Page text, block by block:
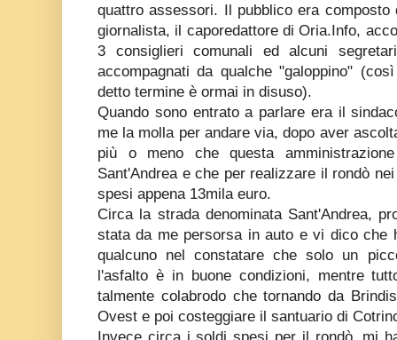
quattro assessori. Il pubblico era
giornalista, il caporedattore di Oria.Info,
3 consiglieri comunali ed alcuni
accompagnati da qualche "galoppino"
detto termine è ormai in disuso).
Quando sono entrato a parlare era il
me la molla per andare via, dopo aver
più o meno che questa
Sant'Andrea e che per realizzare il rondò
spesi appena 13mila euro.
Circa la strada denominata Sant'Andrea,
stata da me persorsa in auto e vi dico che
qualcuno nel constatare che solo un
l'asfalto è in buone condizioni, mentre
talmente colabrodo che tornando da
Ovest e poi costeggiare il santuario di